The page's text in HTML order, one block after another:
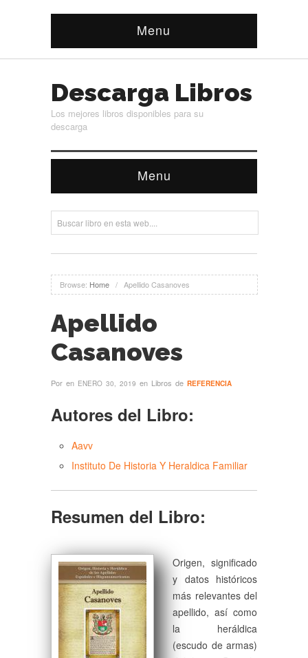
Menu
Descarga Libros
Los mejores libros disponibles para su
descarga
Menu
Browse: Home / Apellido Casanoves
Apellido
Casanoves
Por en ENERO 30, 2019 en Libros de REFERENCIA
Autores del Libro:
Aavv
Instituto De Historia Y Heraldica Familiar
Resumen del Libro:
Origen, significado
y datos históricos
más relevantes del
apellido, así como
la heráldica
(escudo de armas)